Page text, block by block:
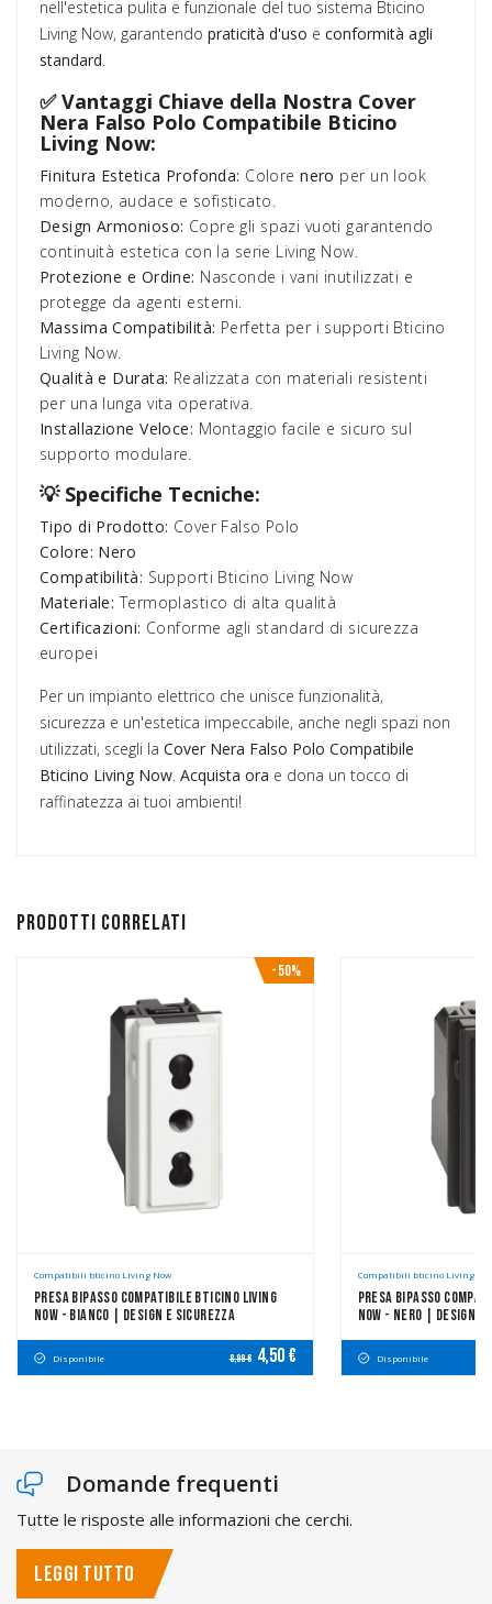
nell'estetica pulita e funzionale del tuo sistema Bticino
Living Now, garantendo praticità d'uso e conformità agli
standard.
✅ Vantaggi Chiave della Nostra Cover
Nera Falso Polo Compatibile Bticino
Living Now:
Finitura Estetica Profonda: Colorenero per un look
moderno, audace e sofisticato.
Design Armonioso: Copre gli spazi vuoti garantendo
continuità estetica con la serie Living Now.
Protezione e Ordine: Nasconde i vani inutilizzati e
protegge da agenti esterni.
Massima Compatibilità: Perfetta per i supporti Bticino
Living Now.
Qualità e Durata: Realizzata con materiali resistenti
per una lunga vita operativa.
Installazione Veloce: Montaggio facile e sicuro sul
supporto modulare.
💡 Specifiche Tecniche:
Tipo di Prodotto: Cover Falso Polo
Colore: Nero
Compatibilità: Supporti Bticino Living Now
Materiale: Termoplastico di alta qualità
Certificazioni: Conforme agli standard di sicurezza
europei
Per un impianto elettrico che unisce funzionalità,
sicurezza e un'estetica impeccabile, anche negli spazi non
utilizzati, scegli la Cover Nera Falso Polo Compatibile
Bticino Living Now. Acquista ora e dona un tocco di
raffinatezza ai tuoi ambienti!
Prodotti correlati
Compatibili bticino Living Now
Presa Bipasso Compatibile Bticino Living
Now - Bianco | Design E Sicurezza
Disponibile 8,99 €
-50%
4,50 €
Compatibili bticino Living
Presa Bipasso
Now - Nero | Design E
Disponibile
Domande frequenti
Tutte le risposte alle informazioni che cerchi.
LEGGI TUTTO